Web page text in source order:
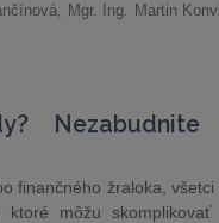
Mgr. Ing. Martin
finančného žraloka,
ktoré môžu